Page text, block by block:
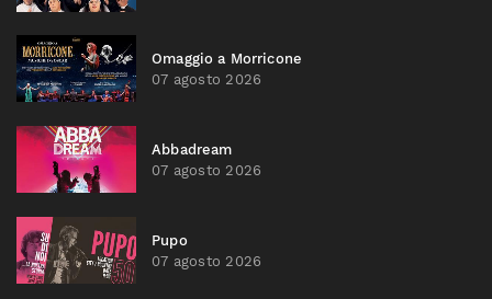
Omaggio a Morricone
07 agosto 2026
Abbadream
07 agosto 2026
Pupo
07 agosto 2026